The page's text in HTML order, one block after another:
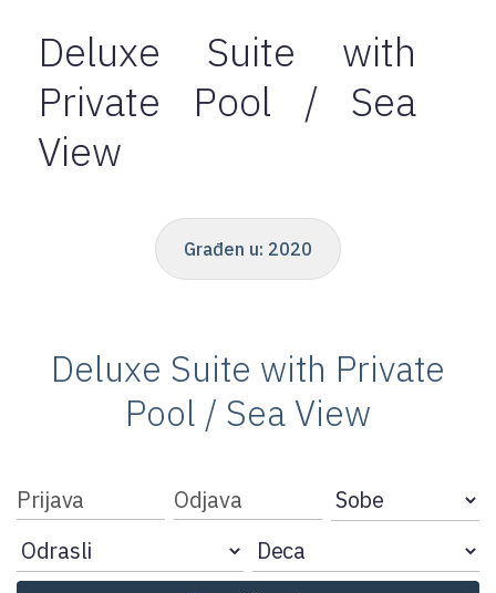
Deluxe Suite with
Private Pool / Sea
View
Građen u: 2020
Deluxe Suite with Private
Pool / Sea View